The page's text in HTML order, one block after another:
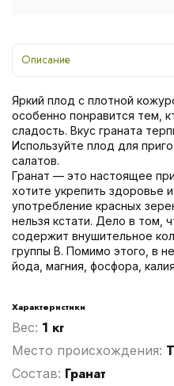
Описание
Яркий плод с плотной
особенно понравится тем,
сладость. Вкус граната
Используйте плод для
салатов.
Гранат — это настоящее
хотите укрепить здоровье
употребление красных
нельзя кстати. Дело в том,
содержит внушительное
группы В. Помимо этого, в
йода, магния, фосфора,
Характеристики
Вес: 1 кг
Место происхождения:
Cостав: Гранат